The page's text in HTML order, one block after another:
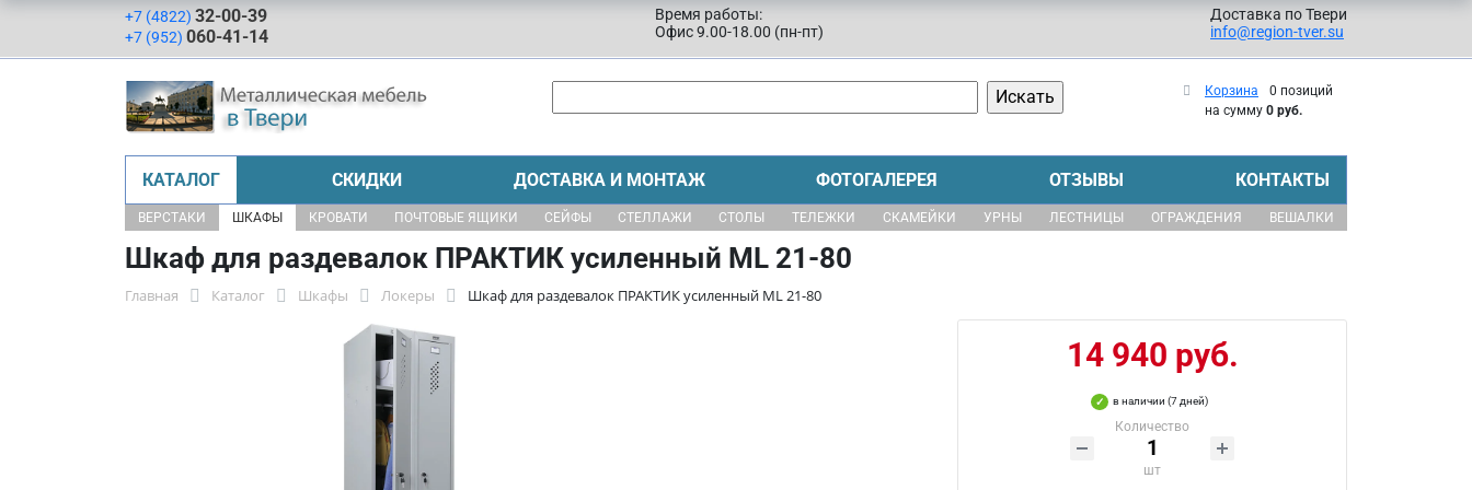
+7 (4822) 32-00-39
+7 (952) 060-41-14
Время работы:
Офис 9.00-18.00 (пн-пт)
Доставка по Твери
info@region-tver.su
Корзина
0 позиций
на сумму 0 руб.
КАТАЛОГ СКИДКИ ДОСТАВКА И МОНТАЖ ФОТОГАЛЕРЕЯ ОТЗЫВЫ КОНТАКТЫ
ВЕРСТАКИ ШКАФЫ КРОВАТИ ПОЧТОВЫЕ ЯЩИКИ СЕЙФЫ СТЕЛЛАЖИ СТОЛЫ ТЕЛЕЖКИ СКАМЕЙКИ УРНЫ ЛЕСТНИЦЫ ОГРАЖДЕНИЯ ВЕШАЛКИ
Шкаф для раздевалок ПРАКТИК усиленный ML 21-80
Главная Каталог Шкафы Локеры Шкаф для раздевалок ПРАКТИК усиленный ML 21-80
14 940 руб.
в наличии (7 дней)
Количество
шт